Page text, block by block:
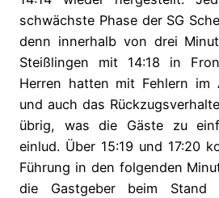
schwächste Phase der SG
denn innerhalb von drei
Steißlingen mit 14:18 in
Herren hatten mit Fehlern im
und auch das
übrig, was die Gäste zu
einlud. Über 15:19 und 17:20
Führung in den folgenden
die Gastgeber beim Stand